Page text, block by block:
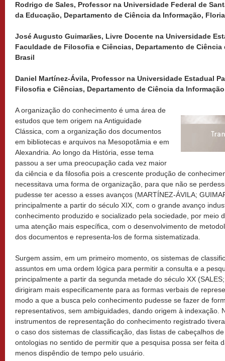
Rodrigo de Sales, Professor na Universidade Federal de
da Educação, Departamento de Ciência da Informação,
José Augusto Guimarães, Livre Docente na Universidade
Faculdade de Filosofia e Ciências, Departamento de Ciência
Brasil
Daniel Martínez-Ávila, Professor na Universidade Estadual
Filosofia e Ciências, Departamento de Ciência da
A organização do conhecimento é uma área de
estudos que tem origem na Antiguidade
Clássica, com a organização dos documentos
em bibliotecas e arquivos na Mesopotâmia e em
Alexandria. Ao longo da História, esse tema
passou a ser uma preocupação cada vez maior
da ciência e da filosofia pois a crescente produção de
necessitava uma forma de organização, para que não se
pudesse ter acesso a esses avanços (MARTÍNEZ-ÁVILA;
principalmente a partir do século XIX, com o grande avanço
conhecimento produzido e socializado pela sociedade, por meio
uma atenção mais específica, com o desenvolvimento de
dos documentos e representa-los de forma sistematizada.
Surgem assim, em um primeiro momento, os sistemas de
assuntos em uma ordem lógica para permitir a consulta e a
principalmente a partir da segunda metade do século XX
dirigiram mais especificamente para as formas verbais de
modo a que a busca pelo conhecimento pudesse se fazer de
representativos, sem ambiguidades, dando origem à indexação.
instrumentos de representação do conhecimento registrado
o caso dos sistemas de classificação, das listas de cabeçalhos
ontologias no sentido de permitir que a pesquisa possa ser feita
menos dispêndio de tempo pelo usuário.